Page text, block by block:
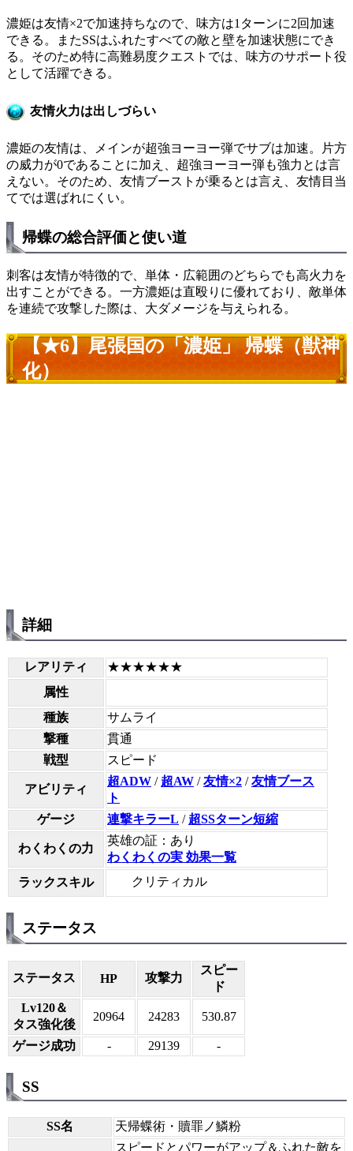
濃姫は友情×2で加速持ちなので、味方は1ターンに2回加速
できる。またSSはふれたすべての敵と壁を加速状態にでき
る。そのため特に高難易度クエストでは、味方のサポート役
として活躍できる。
友情火力は出しづらい
濃姫の友情は、メインが超強ヨーヨー弾でサブは加速。片方
の威力が0であることに加え、超強ヨーヨー弾も強力とは言
えない。そのため、友情ブーストが乗るとは言え、友情目当
てでは選ばれにくい。
帰蝶の総合評価と使い道
刺客は友情が特徴的で、単体・広範囲のどちらでも高火力を
出すことができる。一方濃姫は直殴りに優れており、敵単体
を連続で攻撃した際は、大ダメージを与えられる。
【★6】尾張国の「濃姫」 帰蝶（獣神
化）
詳細
レアリティ
★★★★★★
属性
種族
サムライ
撃種
貫通
戦型
スピード
アビリティ
超ADW / 超AW /友情×2 /友情ブース
ト
ゲージ
連撃キラーL / 超SSターン短縮
わくわくの力
英雄の証：あり
わくわくの実 効果一覧
ラックスキル
クリティカル
ステータス
ステータス HP 攻撃力
スピー
ド
Lv120＆
タス強化後
20964 24283 530.87
ゲージ成功 - 29139 -
SS
SS名
天帰蝶術・贖罪ノ鱗粉
スピードとパワーがアップ＆ふれた敵を